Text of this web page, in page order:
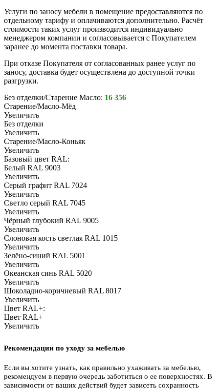
Услуги по заносу мебели в помещение предоставляются по
отдельному тарифу и оплачиваются дополнительно. Расчёт
стоимости таких услуг производится индивидуально
менеджером компании и согласовывается с Покупателем
заранее до момента поставки товара.
При отказе Покупателя от согласованных ранее услуг по
заносу, доставка будет осуществлена до доступной точки
разгрузки.
Без отделки/Старение Масло: 16 356
Старение/Масло-Мёд
Увеличить
Без отделки
Увеличить
Старение/Масло-Коньяк
Увеличить
Базовый цвет RAL:
Белый RAL 9003
Увеличить
Серый графит RAL 7024
Увеличить
Светло серый RAL 7045
Увеличить
Чёрный глубокий RAL 9005
Увеличить
Слоновая кость светлая RAL 1015
Увеличить
Зелёно-синий RAL 5001
Увеличить
Океанская синь RAL 5020
Увеличить
Шоколадно-коричневый RAL 8017
Увеличить
Цвет RAL+:
Цвет RAL+
Увеличить
Рекомендации по уходу за мебелью
Если вы хотите узнать, как правильно ухаживать за мебелью,
рекомендуем в первую очередь заботиться о ее поверхностях. В
зависимости от ваших действий будет зависеть сохранность